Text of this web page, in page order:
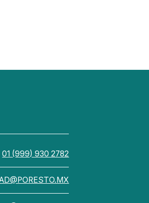
01 (999) 930 2782